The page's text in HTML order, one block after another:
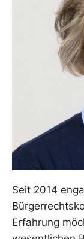
Seit 2014
Erfahrung